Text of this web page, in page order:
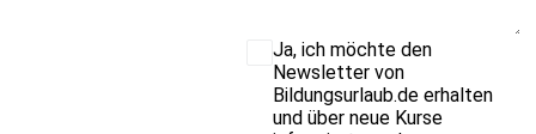
Ja, ich möchte den
Newsletter von
Bildungsurlaub.de erhalten
und über neue Kurse